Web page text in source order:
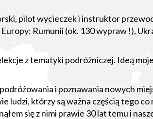
pilot wycieczek i instruktor
Rumunii (ok. 130 wypraw !),
z tematyki podróżniczej. Ideą
i poznawania nowych
ludzi, którzy są ważna częścią tego co
się z nimi prawie 30 lat temu i